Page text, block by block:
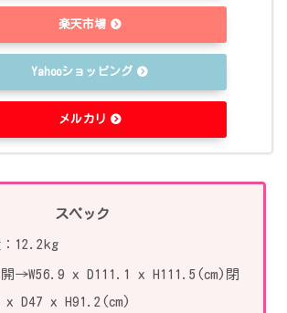
楽天市場
Yahooショッピング
メルカリ
スペック
12.2kg
開→W56.9 x D111.1 x H111.5(cm)閉
D47 x H91.2(cm)